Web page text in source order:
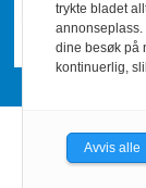
trykte bladet
dine besøk på
kontinuerlig,
Avvis alle